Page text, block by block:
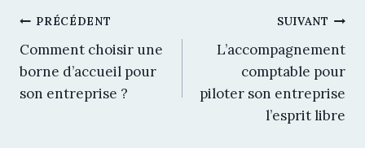
Navigation
de
l’article
PRÉCÉDENT
Comment choisir une
borne d’accueil pour
son entreprise ?
SUIVANT
L’accompagnement
comptable pour
piloter son entreprise
l’esprit libre